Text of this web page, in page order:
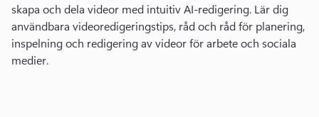
skapa och dela videor med intuitiv AI-redigering. Lär dig
användbara videoredigeringstips, råd och råd för planering,
inspelning och redigering av videor för arbete och sociala
medier.